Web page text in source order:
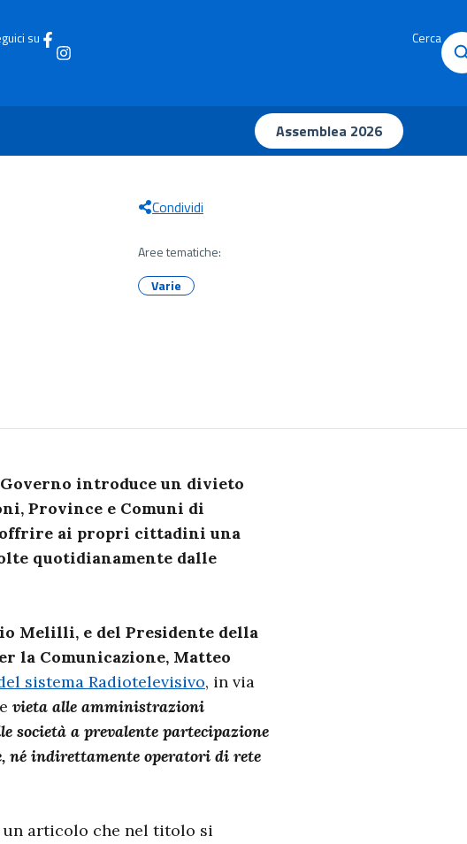
su Cerca
Assemblea 2026
Condividi
Aree tematiche:
Varie
introduce un divieto
Province e Comuni di
ai propri cittadini una
quotidianamente dalle
Melilli, e del Presidente della
la Comunicazione, Matteo
sistema Radiotelevisivo, in via
vieta alle amministrazioni
società a prevalente partecipazione
né indirettamente operatori di rete
articolo che nel titolo si